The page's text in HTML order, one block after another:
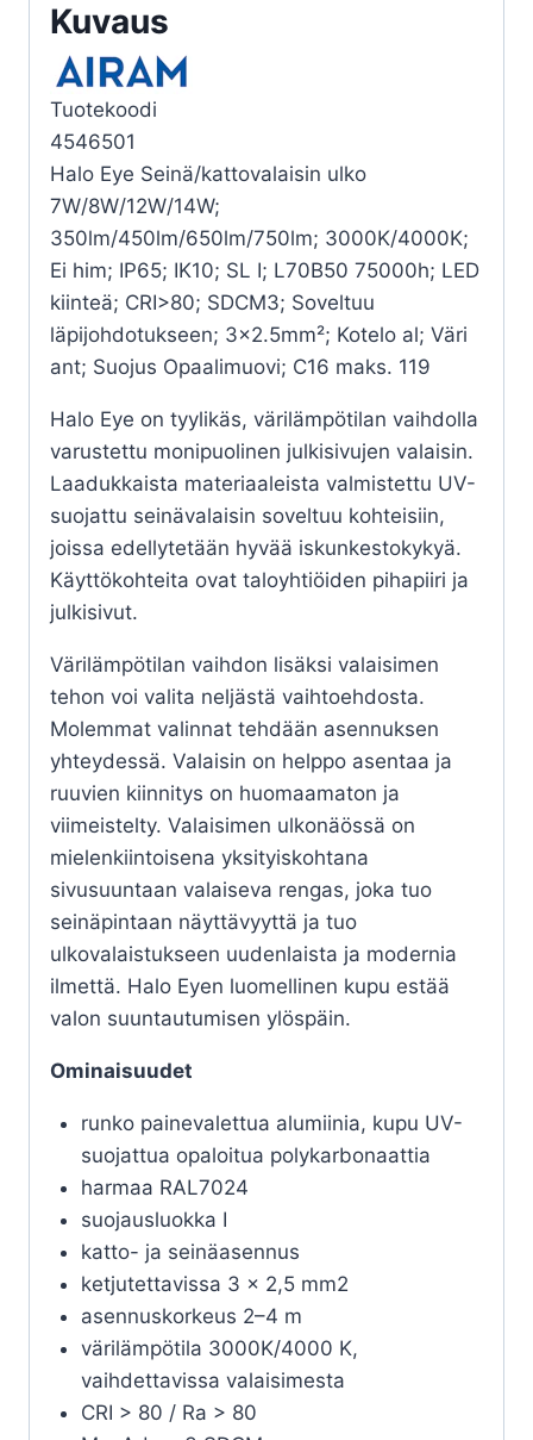
ANT
EYE
määrä
Kuvaus
Tuotekoodi
4546501
Halo Eye Seinä/kattovalaisin ulko
7W/8W/12W/14W;
350lm/450lm/650lm/750lm; 3000K/4000K;
Ei him; IP65; IK10; SL I; L70B50 75000h; LED
kiinteä; CRI>80; SDCM3; Soveltuu
läpijohdotukseen; 3×2.5mm²; Kotelo al; Väri
ant; Suojus Opaalimuovi; C16 maks. 119
Halo Eye on tyylikäs, värilämpötilan vaihdolla
varustettu monipuolinen julkisivujen valaisin.
Laadukkaista materiaaleista valmistettu UV-
suojattu seinävalaisin soveltuu kohteisiin,
joissa edellytetään hyvää iskunkestokykyä.
Käyttökohteita ovat taloyhtiöiden pihapiiri ja
julkisivut.
Värilämpötilan vaihdon lisäksi valaisimen
tehon voi valita neljästä vaihtoehdosta.
Molemmat valinnat tehdään asennuksen
yhteydessä. Valaisin on helppo asentaa ja
ruuvien kiinnitys on huomaamaton ja
viimeistelty. Valaisimen ulkonäössä on
mielenkiintoisena yksityiskohtana
sivusuuntaan valaiseva rengas, joka tuo
seinäpintaan näyttävyyttä ja tuo
ulkovalaistukseen uudenlaista ja modernia
ilmettä. Halo Eyen luomellinen kupu estää
valon suuntautumisen ylöspäin.
Ominaisuudet
runko painevalettua alumiinia, kupu UV-
suojattua opaloitua polykarbonaattia
harmaa RAL7024
suojausluokka I
katto- ja seinäasennus
ketjutettavissa 3 x 2,5 mm2
asennuskorkeus 2–4 m
värilämpötila 3000K/4000 K,
vaihdettavissa valaisimesta
CRI > 80 / Ra > 80